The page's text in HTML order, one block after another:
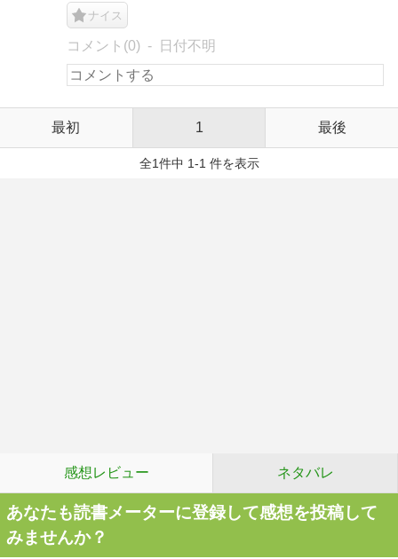
ナイス
コメント(0) 日付不明
最初 1 最後
全1件中 1-1 件を表示
感想レビュー ネタバレ
あなたも読書メーターに登録して感想を投稿して
みませんか？